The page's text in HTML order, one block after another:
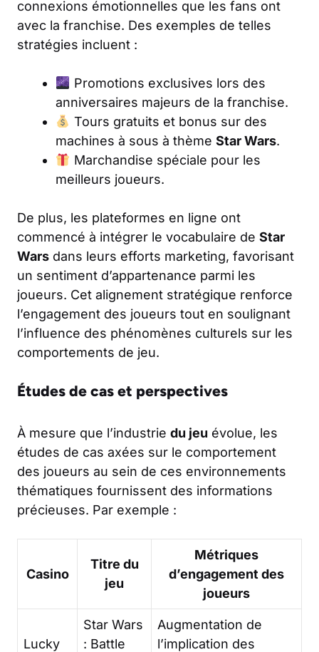
connexions émotionnelles que les fans ont
avec la franchise. Des exemples de telles
stratégies incluent :
Promotions exclusives lors des
anniversaires majeurs de la franchise.
Tours gratuits et bonus sur des
machines à sous à thème Star Wars.
Marchandise spéciale pour les
meilleurs joueurs.
De plus, les plateformes en ligne ont
commencé à intégrer le vocabulaire de Star
Wars dans leurs efforts marketing, favorisant
un sentiment d’appartenance parmi les
joueurs. Cet alignement stratégique renforce
l’engagement des joueurs tout en soulignant
l’influence des phénomènes culturels sur les
comportements de jeu.
Études de cas et perspectives
À mesure que l’industrie du jeu évolue, les
études de cas axées sur le comportement
des joueurs au sein de ces environnements
thématiques fournissent des informations
précieuses. Par exemple :
Casino
Titre du
jeu
Métriques
d’engagement des
joueurs
Lucky
Star Wars
: Battle
Augmentation de
l’implication des